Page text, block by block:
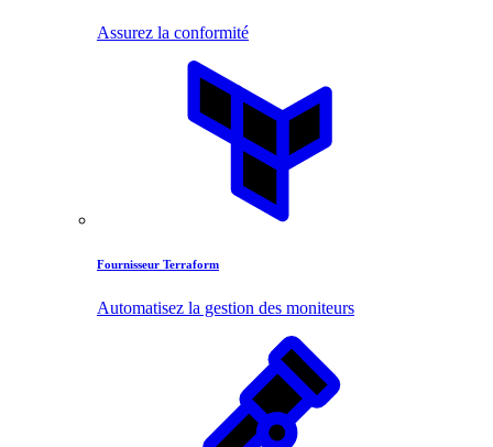
Assurez la conformité
Fournisseur Terraform
Automatisez la gestion des moniteurs